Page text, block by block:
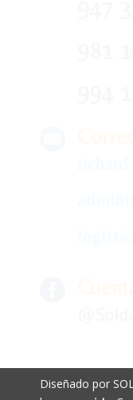
Diseñado por